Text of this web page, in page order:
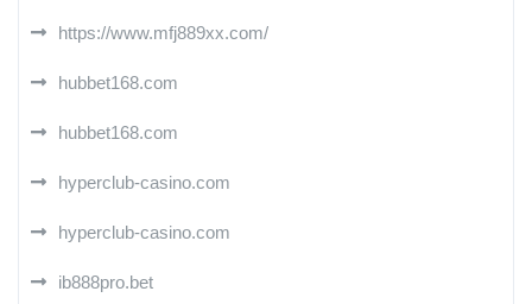
https://www.mfj889xx.com/
hubbet168.com
hubbet168.com
hyperclub-casino.com
hyperclub-casino.com
ib888pro.bet